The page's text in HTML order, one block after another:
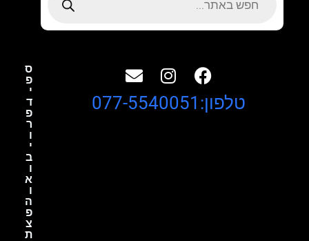
ס
פ
י
ד
פ
ר
ו
י
ב
ו
א
ו
ה
פ
צ
ת
טלפון:077-5540051